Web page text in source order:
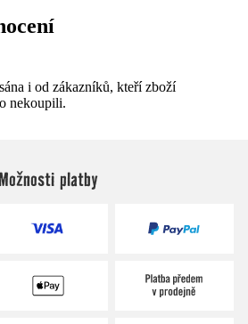
i od zákazníků, kteří zboží
nekoupili.
platby